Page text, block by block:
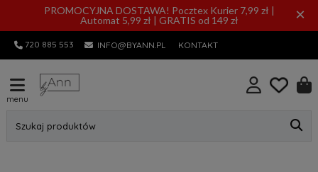
PROMOCYJNA DOSTAWA! Pocztex Kurier 7,99 zł |
Automat 5,99 zł | GRATIS od 149 zł
×
720 885 553 INFO@BYANN.PL KONTAKT
menu
Szukaj produktów